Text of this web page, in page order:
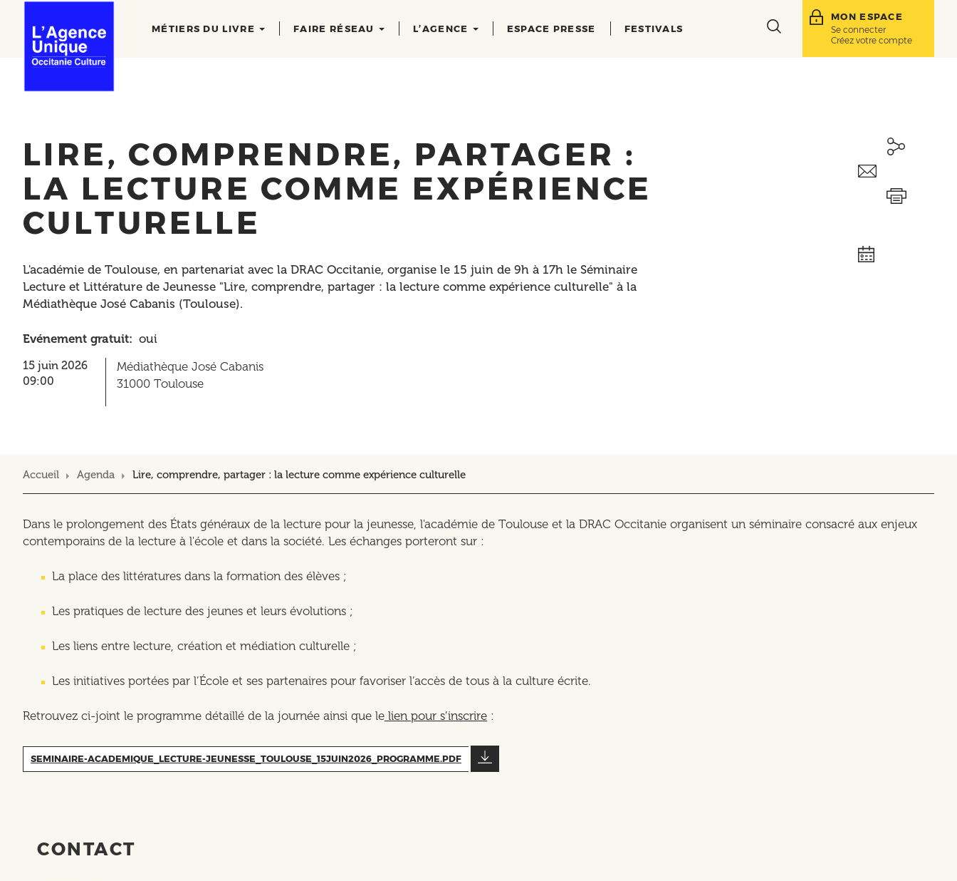
contenu
principal
navigation
MÉTIERS DU LIVRE FAIRE RÉSEAU L’AGENCE ESPACE PRESSE FESTIVALS
Toggle
MON ESPACE
Se connecter
Créez votre compte
LIRE, COMPRENDRE, PARTAGER :
LA LECTURE COMME EXPÉRIENCE
CULTURELLE
L'académie de Toulouse, en partenariat avec la DRAC Occitanie, organise le 15 juin de 9h à 17h le Séminaire
Lecture et Littérature de Jeunesse "Lire, comprendre, partager : la lecture comme expérience culturelle" à la
Médiathèque José Cabanis (Toulouse).
Evénement gratuit oui
15 juin 2026
09:00
Médiathèque José Cabanis
31000 Toulouse
Accueil Agenda Lire, comprendre, partager : la lecture comme expérience culturelle
Dans le prolongement des États généraux de la lecture pour la jeunesse, l'académie de Toulouse et la DRAC Occitanie organisent un séminaire consacré aux enjeux
contemporains de la lecture à l'école et dans la société. Les échanges porteront sur :
La place des littératures dans la formation des élèves ;
Les pratiques de lecture des jeunes et leurs évolutions ;
Les liens entre lecture, création et médiation culturelle ;
Les initiatives portées par l’École et ses partenaires pour favoriser l’accès de tous à la culture écrite.
Retrouvez ci-joint le programme détaillé de la journée ainsi que le lien pour s’inscrire :
SEMINAIRE-ACADEMIQUE_LECTURE-JEUNESSE_TOULOUSE_15JUIN2026_PROGRAMME.PDF
CONTACT